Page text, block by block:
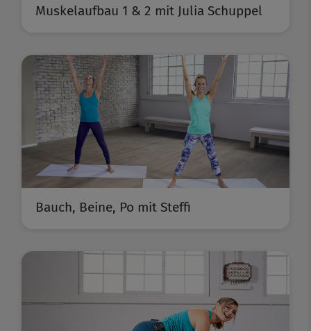
Muskelaufbau 1 & 2 mit Julia Schuppel
Bauch, Beine, Po mit Steffi